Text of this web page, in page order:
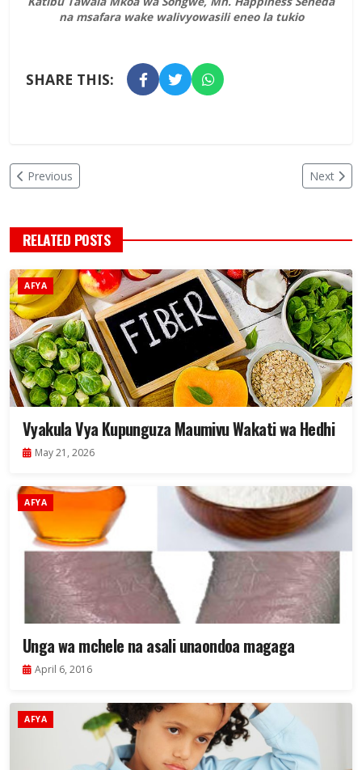
na msafara wake walivyowasili eneo la tukio
SHARE THIS:
Previous Next
RELATED POSTS
AFYA
Vyakula Vya Kupunguza Maumivu Wakati wa Hedhi
May 21, 2026
AFYA
Unga wa mchele na asali unaondoa magaga
April 6, 2016
AFYA